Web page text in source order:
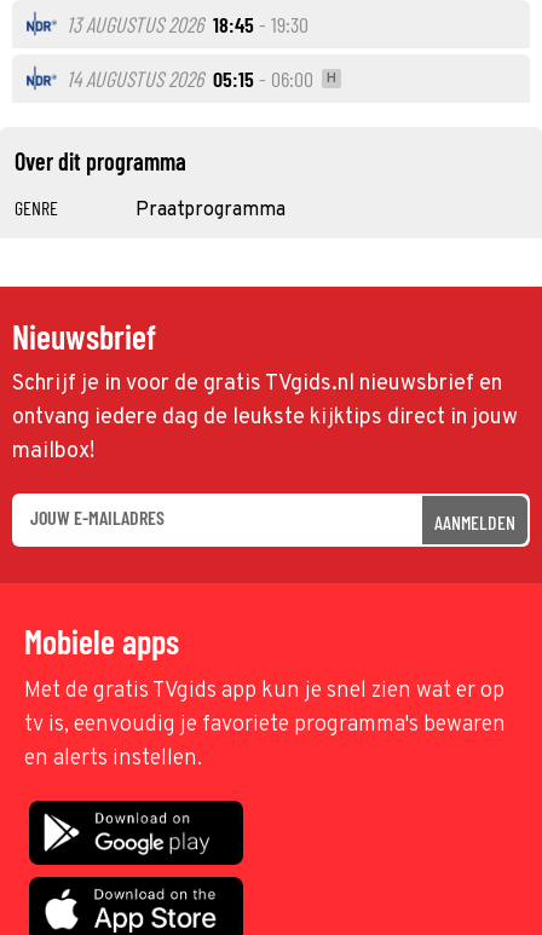
13 AUGUSTUS 2026 18:45- 19:30
14 AUGUSTUS 2026 05:15- 06:00 H
Over dit programma
GENRE Praatprogramma
Nieuwsbrief
Schrijf je in voor de gratis TVgids.nl nieuwsbrief en
ontvang iedere dag de leukste kijktips direct in jouw
mailbox!
AANMELDEN
Mobiele apps
Met de gratis TVgids app kun je snel zien wat er op
tv is, eenvoudig je favoriete programma's bewaren
en alerts instellen.